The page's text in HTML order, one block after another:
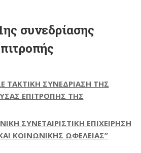
συνεδρίασης
ΤΑΚΤΙΚΗ ΣΥΝΕΔΡΙΑΣΗ ΤΗΣ
ΕΠΙΤΡΟΠΗΣ ΤΗΣ
ΣΥΝΕΤΑΙΡΙΣΤΙΚΗ ΕΠΙΧΕΙΡΗΣΗ
ΚΟΙΝΩΝΙΚΗΣ ΩΦΕΛΕΙΑΣ”